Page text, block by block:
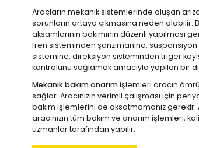
Araçların mekanik sistemlerinde oluşan
sorunların ortaya çıkmasına neden olabilir.
aksamlarının bakımının düzenli yapılması
fren sisteminden şanzımanına,
sistemine, direksiyon sisteminden triger
kontrolünü sağlamak amacıyla yapılan bir
Mekanik bakım onarımişlemleri aracın
sağlar. Aracınızın verimli çalışması için
bakım işlemlerini de aksatmamanız
aracınızın tüm bakım ve onarım işlemleri,
uzmanlar tarafından yapılır.